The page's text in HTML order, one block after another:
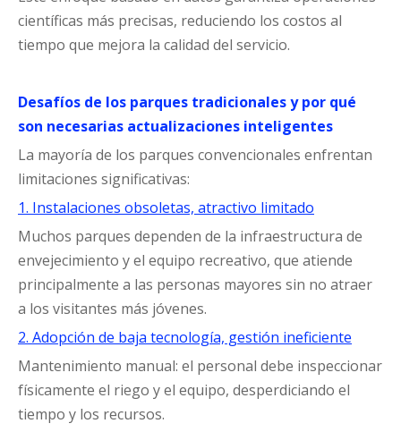
científicas más precisas, reduciendo los costos al
tiempo que mejora la calidad del servicio.
Desafíos de los parques tradicionales y por qué
son necesarias actualizaciones inteligentes
La mayoría de los parques convencionales enfrentan
limitaciones significativas:
1. Instalaciones obsoletas, atractivo limitado
Muchos parques dependen de la infraestructura de
envejecimiento y el equipo recreativo, que atiende
principalmente a las personas mayores sin no atraer
a los visitantes más jóvenes.
2. Adopción de baja tecnología, gestión ineficiente
Mantenimiento manual: el personal debe inspeccionar
físicamente el riego y el equipo, desperdiciando el
tiempo y los recursos.